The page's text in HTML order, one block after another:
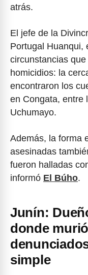
atrás.
El jefe de la
Portugal Huanqui,
circunstancias
homicidios: la
encontraron los
en Congata, entre
Uchumayo.
Además, la forma
asesinadas
fueron halladas
informó El Búho.
Junín:
donde
simple